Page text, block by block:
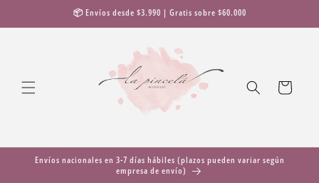
al contenido
📦 Envíos desde $3.990 | Gratis sobre $60.000
Carrito
Envíos nacionales en 3-7 días hábiles (plazos pueden variar según
empresa de envío)